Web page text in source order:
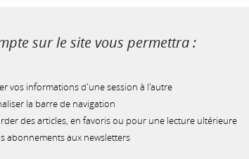
sur le site vous permettra :
vos informations d'une session à l'autre
la barre de navigation
des articles, en favoris ou pour une lecture ultérieure
abonnements aux newsletters